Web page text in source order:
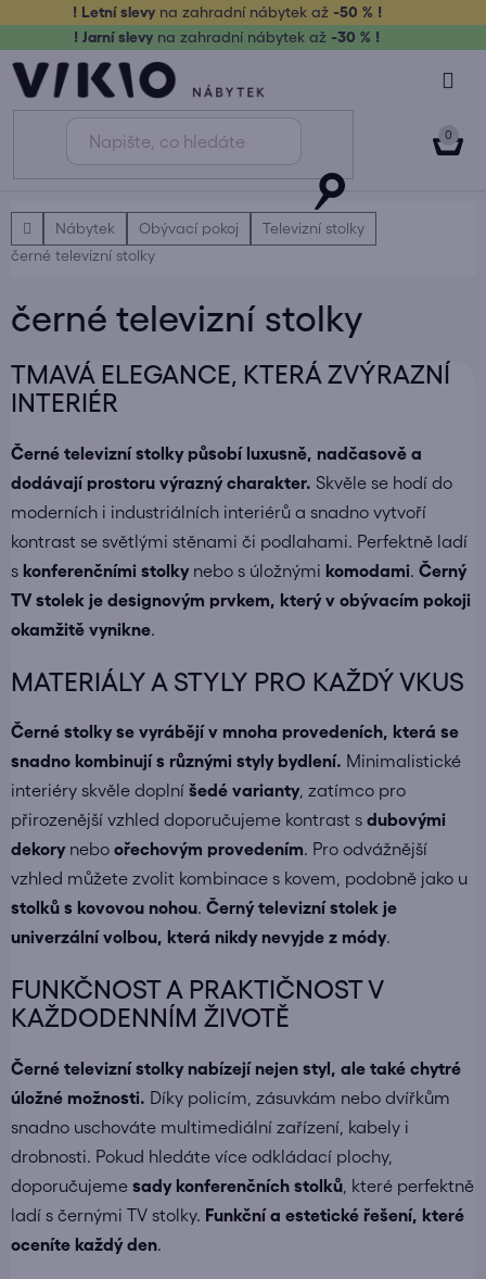
obsah
! Letní slevy na zahradní nábytek až-50 % !
! Jarní slevy na zahradní nábytek až -30 % !
DomůNábytek Obývací pokoj
Televizní stolky
černé televizní stolky
černé televizní stolky
TMAVÁ ELEGANCE, KTERÁ ZVÝRAZNÍ
INTERIÉR
Černé televizní stolky působí luxusně, nadčasově a
dodávají prostoru výrazný charakter. Skvěle se hodí do
moderních i industriálních interiérů a snadno vytvoří
kontrast se světlými stěnami či podlahami. Perfektně ladí
s konferenčními stolkynebo s úložnými komodami Černý
TV stolek je designovým prvkem, který v obývacím pokoji
okamžitě vynikne
MATERIÁLY A STYLY PRO KAŽDÝ VKUS
Černé stolky se vyrábějí v mnoha provedeních, která se
snadno kombinují s různými styly bydlení. Minimalistické
interiéry skvěle doplní šedé varianty, zatímco pro
přirozenější vzhled doporučujeme kontrast s dubovými
dekorynebo ořechovým provedením. Pro odvážnější
vzhled můžete zvolit kombinace s kovem, podobně jako u
stolků s kovovou nohou. Černý televizní stolek je
univerzální volbou, která nikdy nevyjde z módy.
FUNKČNOST A PRAKTIČNOST V
KAŽDODENNÍM ŽIVOTĚ
Černé televizní stolky nabízejí nejen styl, ale také chytré
úložné možnosti. Díky policím, zásuvkám nebo dvířkům
snadno uschováte multimediální zařízení, kabely i
drobnosti. Pokud hledáte více odkládací plochy,
doporučujeme sady konferenčních stolků , které perfektně
ladí s černými TV stolky. Funkční a estetické řešení, které
oceníte každý den.